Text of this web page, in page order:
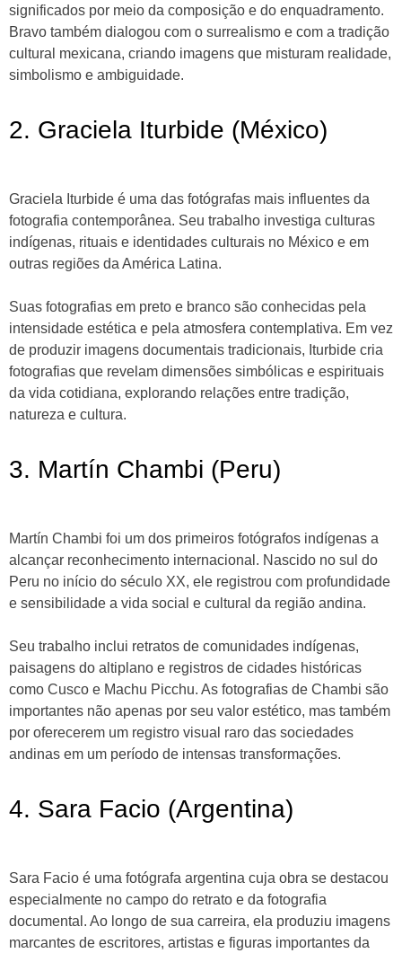
significados por meio da composição e do enquadramento.
Bravo também dialogou com o surrealismo e com a tradição
cultural mexicana, criando imagens que misturam realidade,
simbolismo e ambiguidade.
2. Graciela Iturbide (México)
Graciela Iturbide é uma das fotógrafas mais influentes da
fotografia contemporânea. Seu trabalho investiga culturas
indígenas, rituais e identidades culturais no México e em
outras regiões da América Latina.
Suas fotografias em preto e branco são conhecidas pela
intensidade estética e pela atmosfera contemplativa. Em vez
de produzir imagens documentais tradicionais, Iturbide cria
fotografias que revelam dimensões simbólicas e espirituais
da vida cotidiana, explorando relações entre tradição,
natureza e cultura.
3. Martín Chambi (Peru)
Martín Chambi foi um dos primeiros fotógrafos indígenas a
alcançar reconhecimento internacional. Nascido no sul do
Peru no início do século XX, ele registrou com profundidade
e sensibilidade a vida social e cultural da região andina.
Seu trabalho inclui retratos de comunidades indígenas,
paisagens do altiplano e registros de cidades históricas
como Cusco e Machu Picchu. As fotografias de Chambi são
importantes não apenas por seu valor estético, mas também
por oferecerem um registro visual raro das sociedades
andinas em um período de intensas transformações.
4. Sara Facio (Argentina)
Sara Facio é uma fotógrafa argentina cuja obra se destacou
especialmente no campo do retrato e da fotografia
documental. Ao longo de sua carreira, ela produziu imagens
marcantes de escritores, artistas e figuras importantes da